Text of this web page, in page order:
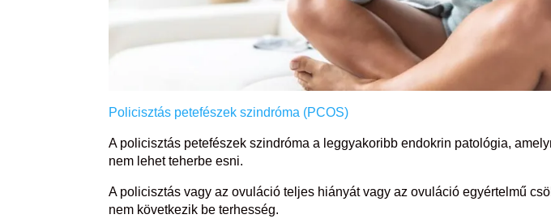
Policisztás petefészek szindróma (PCOS)
A policisztás petefészek szindróma a leggyakoribb endokrin patológia,
nem lehet teherbe esni.
A policisztás vagy az ovuláció teljes hiányát vagy az ovuláció egyértelmű
nem következik be terhesség.